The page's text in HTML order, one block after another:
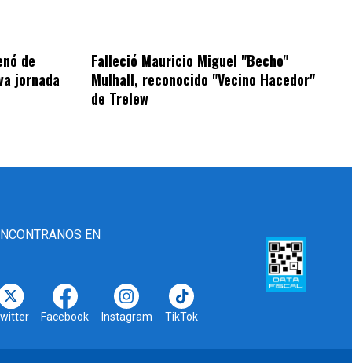
de
jornada
Falleció Mauricio Miguel "Becho"
Mulhall, reconocido "Vecino Hacedor"
de Trelew
EN
Facebook Instagram TikTok